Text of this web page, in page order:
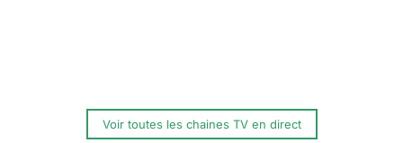
Voir toutes les chaines TV en direct